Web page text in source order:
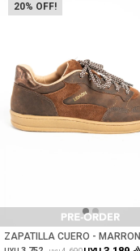
20
Talle
ZAPATILLA CUERO - MARRON